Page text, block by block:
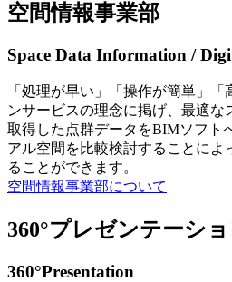
空間情報事業部
Space Data Information /
「処理が早い」「操作が簡単」
ンサービスの理念に掲げ、最適な
取得した点群データをBIMソフト
アル空間を比較検討することによ
ることができます。
空間情報事業部について
360°プレゼンテーシ
360°Presentation